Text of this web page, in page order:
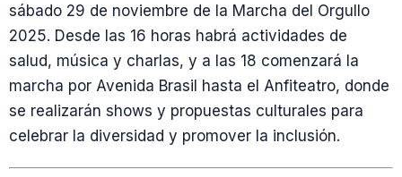
sábado 29 de noviembre de la Marcha del Orgullo
2025. Desde las 16 horas habrá actividades de
salud, música y charlas, y a las 18 comenzará la
marcha por Avenida Brasil hasta el Anfiteatro, donde
se realizarán shows y propuestas culturales para
celebrar la diversidad y promover la inclusión.